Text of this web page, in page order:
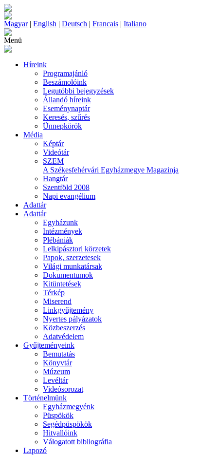
Magyar| English | Deutsch | Francais | Italiano
Menü
Híreink
Programajánló
Beszámolóink
Legutóbbi bejegyzések
Állandó híreink
Eseménynaptár
Keresés, szűrés
Ünnepkörök
Média
Képtár
Videótár
SZEM
A Székesfehérvári Egyházmegye Magazinja
Hangtár
Szentföld 2008
Napi evangélium
Adattár
Adattár
Egyházunk
Intézmények
Plébániák
Lelkipásztori körzetek
Papok, szerzetesek
Világi munkatársak
Dokumentumok
Kitüntetések
Térkép
Miserend
Linkgyűjtemény
Nyertes pályázatok
Közbeszerzés
Adatvédelem
Gyűjteményeink
Bemutatás
Könyvtár
Múzeum
Levéltár
Videósorozat
Történelmünk
Egyházmegyénk
Püspökök
Segédpüspökök
Hitvallóink
Válogatott bibliográfia
Lapozó